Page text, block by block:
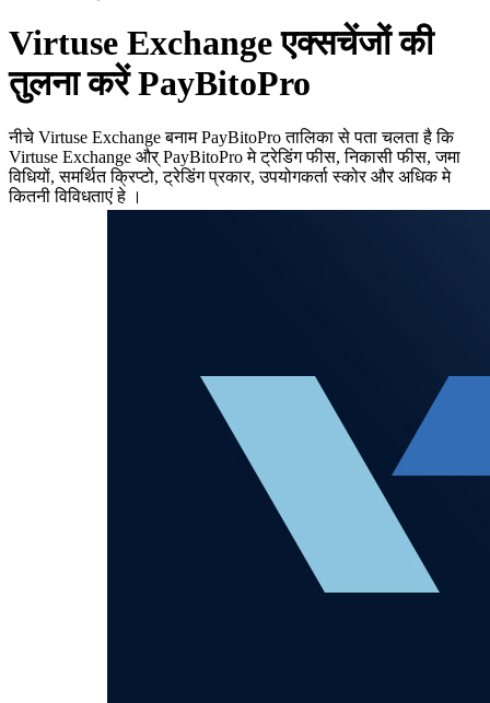
Virtuse Exchange एक्सचेंजों की
तुलना करें PayBitoPro
नीचे Virtuse Exchange बनाम PayBitoPro तालिका से पता चलता है कि
Virtuse Exchange और् PayBitoPro मे ट्रेडिंग फीस, निकासी फीस, जमा
विधियों, समर्थित क्रिप्टो, ट्रेडिंग प्रकार, उपयोगकर्ता स्कोर और अधिक मे
कितनी विविधताएं हे ।